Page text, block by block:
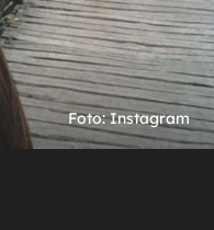
Foto: Instagram